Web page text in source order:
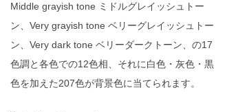
Middle grayish tone ミドルグレイッシュトー
ン、Very grayish tone ベリーグレイッシュトー
ン、Very dark tone ベリーダークトーン、の17
色調と各色での12色相、それに白色・灰色・黒
色を加えた207色が背景色に当てられます。